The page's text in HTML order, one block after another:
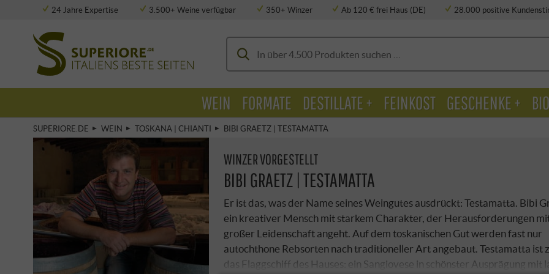
24 Jahre Expertise 3.500+ Weine verfügbar 350+ Winzer Ab 120 € frei Haus (DE)
28.000 positive
SUPERIORE.DE WEIN TOSKANA | CHIANTI BIBI GRAETZ | TESTAMATTA
WINZER VORGESTELLT
BIBI GRAETZ | TESTAMATTA
Er ist das, was der Name seines Weingutes ausdrückt: Testamatta. Bibi
ein kreativer Mensch mit starkem Charakter, der Herausforderungen
großer Leidenschaft angeht. Auf dem toskanischen Gut werden fast nur
autochthone Rebsorten nach traditioneller Art angebaut. Testamatta ist
das Flaggschiff des Hauses: ein Sangiovese in schönster Ausprägung mit
WEIN FORMATE DESTILLATE + FEINKOST GESCHENKE + BIO